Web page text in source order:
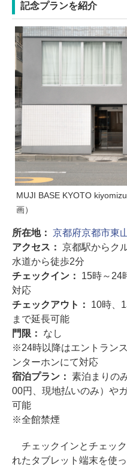
記念プランを紹介
MUJI BASE KYOTO
画）
所在地： 京都府京都市東
アクセス： 京都駅からク
水道から徒歩2分
チェックイン： 15時～24
対応
チェックアウト： 10時、
まで延長可能
門限： なし
※24時以降はエントラン
ンターホンにて対応
宿泊プラン： 素泊まりの
00円、現地払いのみ）や
可能
※全館禁煙
チェックインとチェッ
れたタブレット端末を使